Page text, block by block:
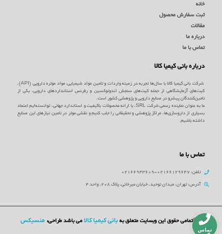
خانه
ثبت سفارش محصول
مقالات
درباره ما
تماس با ما
درباره بانی کیمیا کالا
شرکت بانی کیمیا کالا با سال‌ها تجربه در زمینه واردات و تامین مواد شیمیایی، مواد موثره دارویی (API)،
کیت‌های آزمایشگاهی از جمله کیت‌های سنجش اندوتوکسین و رفرنس استانداردهای دارویی، یکی از
تامین‌کنندگان پیشرو در صنایع دارویی و پژوهشی کشور است.
ما به عنوان نماینده رسمی شرکت SRL، با ارائه محصولات باکیفیت و استاندارد جهانی، توانسته‌ایم اعتماد
بسیاری از داروسازی‌ها، مراکز پژوهشی و تحقیقاتی را جلب کنیم و نقشی موثر در تامین نیازهای این صنایع
داشته باشیم.
تماس با ما
تلفن: 02166129647-02166943609
آدرس: تهران، میدان توحید، خیابان میرخانی، پلاک 208، واحد 4
©تمامی حقوق این وبسایت متعلق به بانی کیمیا کالا می باشد طراحی: منسیکس
تماس